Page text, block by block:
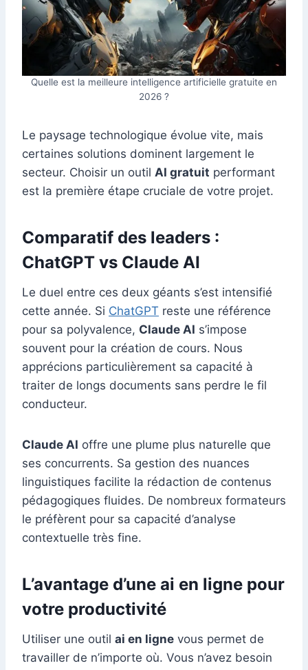
Quelle est la meilleure intelligence artificielle gratuite en
2026 ?
Le paysage technologique évolue vite, mais
certaines solutions dominent largement le
secteur. Choisir un outil AI gratuit performant
est la première étape cruciale de votre projet.
Comparatif des leaders :
ChatGPT vs Claude AI
Le duel entre ces deux géants s’est intensifié
cette année. Si ChatGPT reste une référence
pour sa polyvalence, Claude AI s’impose
souvent pour la création de cours. Nous
apprécions particulièrement sa capacité à
traiter de longs documents sans perdre le fil
conducteur.
Claude AI offre une plume plus naturelle que
ses concurrents. Sa gestion des nuances
linguistiques facilite la rédaction de contenus
pédagogiques fluides. De nombreux formateurs
le préfèrent pour sa capacité d’analyse
contextuelle très fine.
L’avantage d’une ai en ligne pour
votre productivité
Utiliser une outil ai en ligne vous permet de
travailler de n’importe où. Vous n’avez besoin